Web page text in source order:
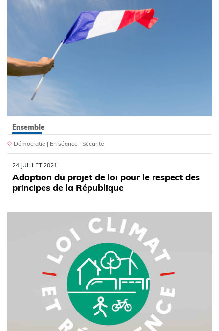
Ensemble
Démocratie | En séance |Sécurité
24 JUILLET 2021
Adoption du projet de loi pour le respect des
principes de la République